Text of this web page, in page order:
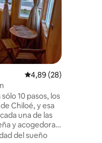
Calificación
4,89 (28)
10 pasos, los
Chiloé, y esa
una de las
y acogedora
del sueño